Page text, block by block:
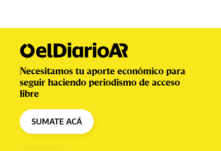
Necesitamos tu aporte económico para
seguir haciendo periodismo de acceso
libre
SUMATE ACÁ